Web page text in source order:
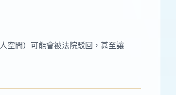
空間）可能會被法院駁回，甚至讓